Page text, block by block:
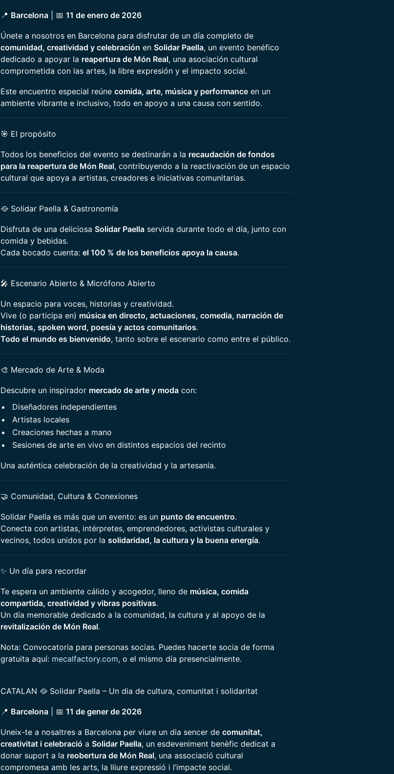
📍 Barcelona | 📅 11 de enero de 2026
Únete a nosotros en Barcelona para disfrutar de un día completo de
comunidad, creatividad y celebración en Solidar Paella, un evento benéfico
dedicado a apoyar la reapertura de Món Real, una asociación cultural
comprometida con las artes, la libre expresión y el impacto social.
Este encuentro especial reúne comida, arte, música y performance en un
ambiente vibrante e inclusivo, todo en apoyo a una causa con sentido.
🎯 El propósito
Todos los beneficios del evento se destinarán a la recaudación de fondos
para la reapertura de Món Real, contribuyendo a la reactivación de un espacio
cultural que apoya a artistas, creadores e iniciativas comunitarias.
🥘 Solidar Paella & Gastronomía
Disfruta de una deliciosa Solidar Paella servida durante todo el día, junto con
comida y bebidas.
Cada bocado cuenta: el 100 % de los beneficios apoya la causa.
🎤 Escenario Abierto & Micrófono Abierto
Un espacio para voces, historias y creatividad.
Vive (o participa en) música en directo, actuaciones, comedia, narración de
historias, spoken word, poesía y actos comunitarios.
Todo el mundo es bienvenido, tanto sobre el escenario como entre el público.
🎨 Mercado de Arte & Moda
Descubre un inspirador mercado de arte y moda con:
Diseñadores independientes
Artistas locales
Creaciones hechas a mano
Sesiones de arte en vivo en distintos espacios del recinto
Una auténtica celebración de la creatividad y la artesanía.
🤝 Comunidad, Cultura & Conexiones
Solidar Paella es más que un evento: es un punto de encuentro.
Conecta con artistas, intérpretes, emprendedores, activistas culturales y
vecinos, todos unidos por la solidaridad, la cultura y la buena energía.
✨ Un día para recordar
Te espera un ambiente cálido y acogedor, lleno de música, comida
compartida, creatividad y vibras positivas.
Un día memorable dedicado a la comunidad, la cultura y al apoyo de la
revitalización de Món Real.
Nota: Convocatoria para personas socias. Puedes hacerte socia de forma
gratuita aquí: mecalfactory.com, o el mismo día presencialmente.
CATALAN 🥘 Solidar Paella – Un dia de cultura, comunitat i solidaritat
📍 Barcelona | 📅 11 de gener de 2026
Uneix-te a nosaltres a Barcelona per viure un dia sencer de comunitat,
creativitat i celebració a Solidar Paella, un esdeveniment benèfic dedicat a
donar suport a la reobertura de Món Real, una associació cultural
compromesa amb les arts, la lliure expressió i l’impacte social.